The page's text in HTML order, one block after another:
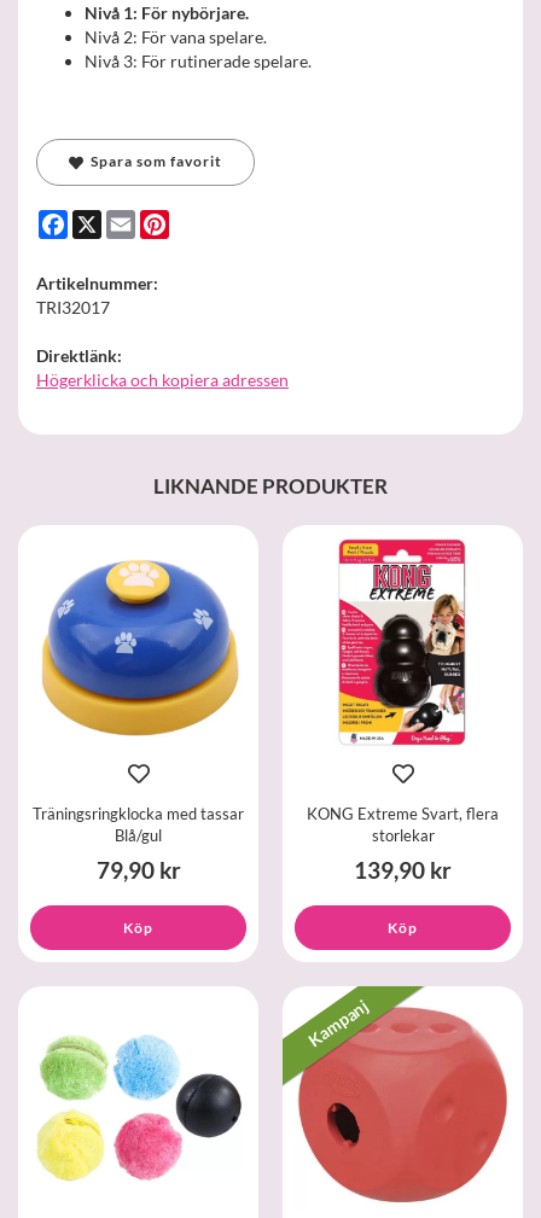
Nivå 1: För nybörjare.
Nivå 2: För vana spelare.
Nivå 3: För rutinerade spelare.
Spara som favorit
Facebook
X Email
Artikelnummer:
TRI32017
Direktlänk:
Högerklicka och kopiera adressen
LIKNANDE PRODUKTER
Träningsringklocka med tassar
Blå/gul
79,90 kr
Köp
KONG Extreme Svart, flera
storlekar
139,90 kr
Köp
Kampanj